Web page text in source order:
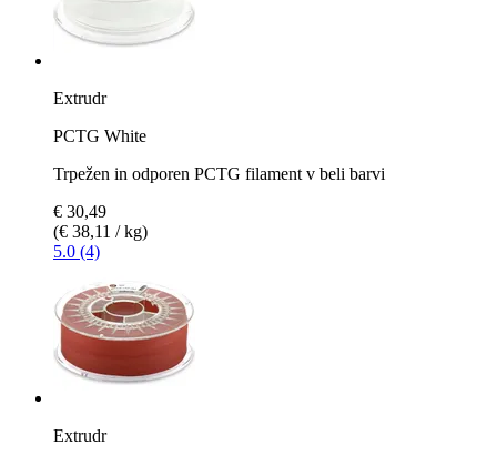
Extrudr
PCTG White
Trpežen in odporen PCTG filament v beli barvi
€ 30,49
(€ 38,11 / kg)
5.0 (4)
Extrudr